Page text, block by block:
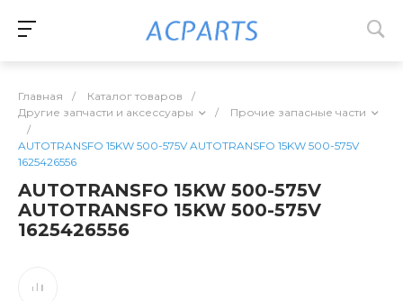
Главная / Каталог товаров
/
Другие запчасти и аксессуары
/
Прочие запасные части
/
AUTOTRANSFO 15KW 500-575V AUTOTRANSFO 15KW 500-575V
1625426556
AUTOTRANSFO 15KW 500-575V
AUTOTRANSFO 15KW 500-575V
1625426556